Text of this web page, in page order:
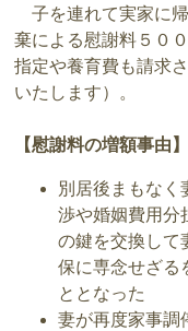
子を連れて実家に
棄による慰謝料５０
指定や養育費も請求
いたします）。
【慰謝料の増額事由】
別居後まもなく
渉や婚姻費用分
の鍵を交換して
保に専念せざる
ととなった
妻が再度家事調